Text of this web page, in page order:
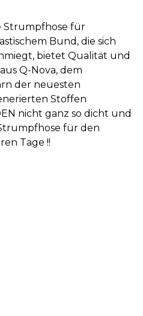
Strumpfhose für
Bund, die sich
bietet Qualität und
Q-Nova, dem
der neuesten
Stoffen
nicht ganz so dicht und
für den
Tage !!